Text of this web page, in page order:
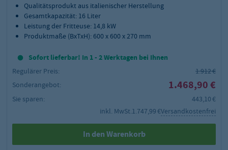
Qualitätsprodukt aus italienischer Herstellung
Gesamtkapazität: 16 Liter
Leistung der Fritteuse: 14,8 kW
Produktmaße (BxTxH): 600 x 600 x 270 mm
Sofort lieferbar! In 1 - 2 Werktagen bei Ihnen
Regulärer Preis:
1.912 €
Sonderangebot:
1.468,90 €
Sie sparen:
443,10 €
inkl. MwSt.1.747,99 €Versandkostenfrei
In den Warenkorb